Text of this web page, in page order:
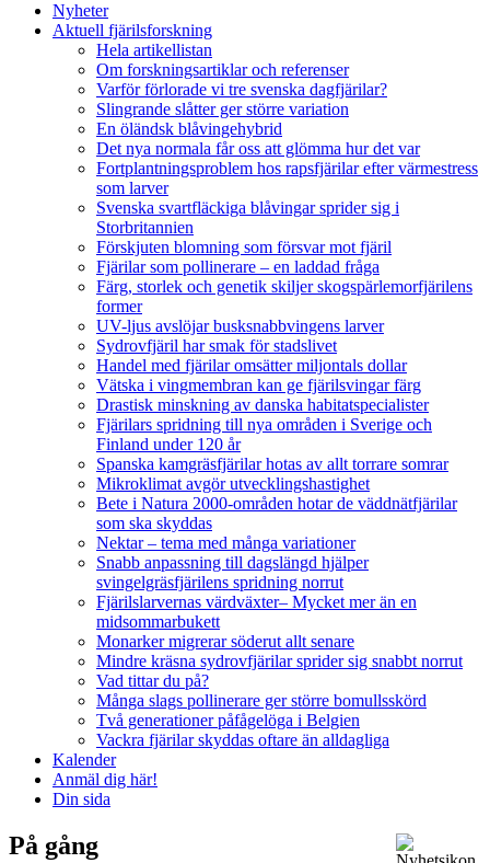
Nyheter
Aktuell fjärilsforskning
Hela artikellistan
Om forskningsartiklar och referenser
Varför förlorade vi tre svenska dagfjärilar?
Slingrande slåtter ger större variation
En öländsk blåvingehybrid
Det nya normala får oss att glömma hur det var
Fortplantningsproblem hos rapsfjärilar efter värmestress
som larver
Svenska svartfläckiga blåvingar sprider sig i
Storbritannien
Förskjuten blomning som försvar mot fjäril
Fjärilar som pollinerare – en laddad fråga
Färg, storlek och genetik skiljer skogspärlemorfjärilens
former
UV-ljus avslöjar busksnabbvingens larver
Sydrovfjäril har smak för stadslivet
Handel med fjärilar omsätter miljontals dollar
Vätska i vingmembran kan ge fjärilsvingar färg
Drastisk minskning av danska habitatspecialister
Fjärilars spridning till nya områden i Sverige och
Finland under 120 år
Spanska kamgräsfjärilar hotas av allt torrare somrar
Mikroklimat avgör utvecklingshastighet
Bete i Natura 2000-områden hotar de väddnätfjärilar
som ska skyddas
Nektar – tema med många variationer
Snabb anpassning till dagslängd hjälper
svingelgräsfjärilens spridning norrut
Fjärilslarvernas värdväxter– Mycket mer än en
midsommarbukett
Monarker migrerar söderut allt senare
Mindre kräsna sydrovfjärilar sprider sig snabbt norrut
Vad tittar du på?
Många slags pollinerare ger större bomullsskörd
Två generationer påfågelöga i Belgien
Vackra fjärilar skyddas oftare än alldagliga
Kalender
Anmäl dig här!
Din sida
På gång